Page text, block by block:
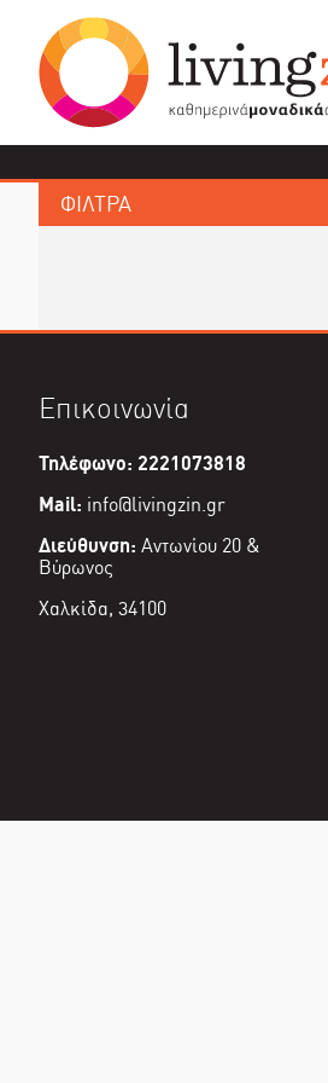
ΦΙΛΤΡΑ
Επικοινωνία
Τηλέφωνο: 2221073818
Mail: info@livingzin.gr
Διεύθυνση: Αντωνίου 20 &
Βύρωνος
Χαλκίδα, 34100